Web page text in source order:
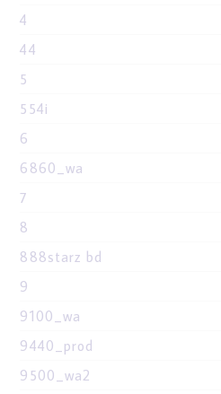
4
44
5
554i
6
6860_wa
7
8
888starz bd
9
9100_wa
9440_prod
9500_wa2